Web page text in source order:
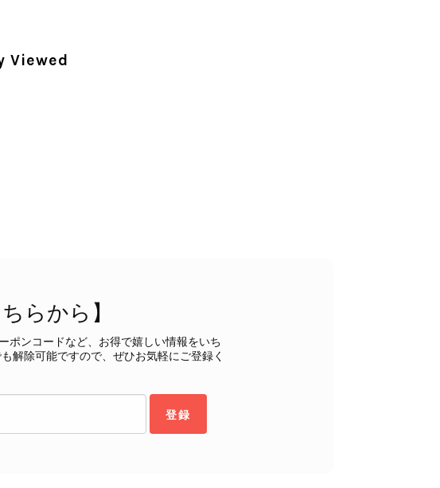
そして心温まるレビューをお寄せいただき、誠にありがとうございます。
のお言葉や、ヴィンテージならではの魅力をお気に召していただけたこと、
すので、またお気に入りの一点との出会いがございましたら嬉しく思いま
ぜひよろしくお願いいたします。 VintageShop solo
Viewed
らから】
ポンコードなど、お得で嬉しい情報をいち
解除可能ですので、ぜひお気軽にご登録く
登録